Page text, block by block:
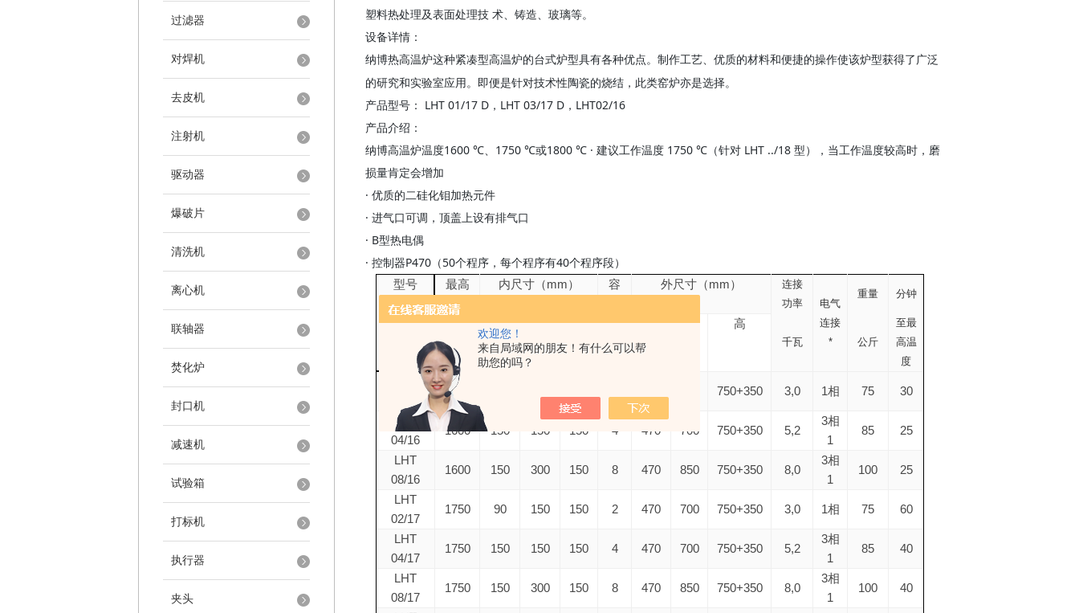
欢迎您！
来自局域网的朋友！有什么可以帮
助您的吗？
过滤器
对焊机
去皮机
注射机
驱动器
爆破片
清洗机
离心机
联轴器
焚化炉
封口机
减速机
试验箱
打标机
执行器
夹头
塑料热处理及表面处理技 术、铸造、玻璃等。
设备详情：
纳博热高温炉这种紧凑型高温炉的台式炉型具有各种优点。制作工艺、优质的材料和便捷的操作使该炉型获得了广泛
的研究和实验室应用。即便是针对技术性陶瓷的烧结，此类窑炉亦是选择。
产品型号： LHT 01/17 D，LHT 03/17 D，LHT02/16
产品介绍：
纳博高温炉温度1600 ℃、1750 ℃或1800 ℃ · 建议工作温度 1750 ℃（针对 LHT ../18 型），当工作温度较高时，磨
损量肯定会增加
· 优质的二硅化钼加热元件
· 进气口可调，顶盖上设有排气口
· B型热电偶
· 控制器P470（50个程序，每个程序有40个程序段）
型号
最高
温度
内尺寸（mm）
容
外尺寸（mm）
连接
功率
电气
连接
*
重量 分钟
提升式
℃ 宽 深 高 升 宽 深 高
千瓦 公斤
至最
高温
度
1600 750+350 3,0 1相 75 30
02/16
LHT
1600 150 150 150 4 470 700 750+350 5,2
3相
1
85 25
04/16
LHT
1600 150 300 150 8 470 850 750+350 8,0
3相
1
100 25
08/16
LHT
1750 90 150 150 2 470 700 750+350 3,0 1相 75 60
02/17
LHT
1750 150 150 150 4 470 700 750+350 5,2
3相
1
85 40
04/17
LHT
1750 150 300 150 8 470 850 750+350 8,0
3相
1
100 40
08/17